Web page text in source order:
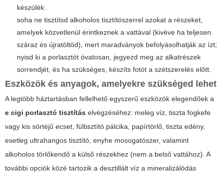
készülék.
soha ne tisztítsd alkoholos tisztítószerrel azokat a részeket,
amelyek közvetlenül érintkeznek a vattával (kivéve ha teljesen
száraz és újratöltöd), mert maradványok befolyásolhatják az ízt;
nyisd ki a porlasztót óvatosan, jegyezd meg az alkatrészek
sorrendjét, és ha szükséges, készíts fotót a szétszerelés előtt.
Eszközök és anyagok, amelyekre szükséged lehet
A legtöbb háztartásban fellelhető egyszerű eszközök elegendőek a
e cigi porlasztó tisztítás elvégzéséhez: meleg víz, tiszta fogkefe
vagy kis sörtéjű ecset, fültisztító pálcika, papírtörlő, tiszta edény,
esetleg ultrahangos tisztító, enyhe mosogatószer, valamint
alkoholos törlőkendő a külső részekhez (nem a belső vattához). A
további opciók közé tartozik a desztillált víz a mineralizálódás